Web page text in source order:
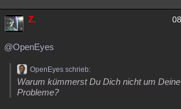
Z.
@OpenEyes
OpenEyes schrieb:
Warum kümmerst Du Dich nicht um
Probleme?